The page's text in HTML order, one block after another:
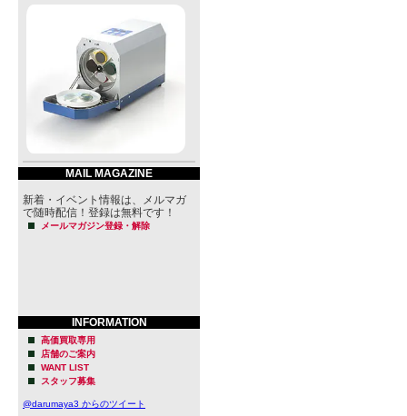
MAIL MAGAZINE
新着・イベント情報は、メルマガ
で随時配信！登録は無料です！
メールマガジン登録・解除
INFORMATION
高価買取専用
店舗のご案内
WANT LIST
スタッフ募集
@darumaya3 からのツイート